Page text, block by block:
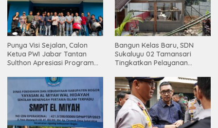
Punya Visi Sejalan, Calon
Ketua PWI Jabar Tantan
Sulthon Apresiasi Program
Bangun Kelas Baru, SDN
Sukaluyu 02 Tamansari
Tingkatkan Pelayanan